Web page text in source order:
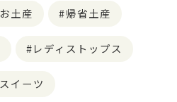
お土産 帰省土産
レディストップス
スイーツ